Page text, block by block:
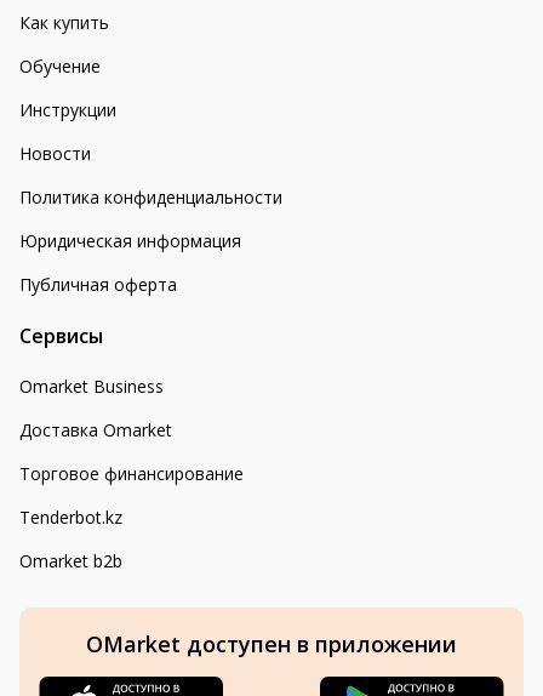
Как купить
Обучение
Инструкции
Новости
Политика конфиденциальности
Юридическая информация
Публичная оферта
Сервисы
Omarket Business
Доставка Omarket
Торговое финансирование
Tenderbot.kz
Omarket b2b
OMarket доступен в приложении